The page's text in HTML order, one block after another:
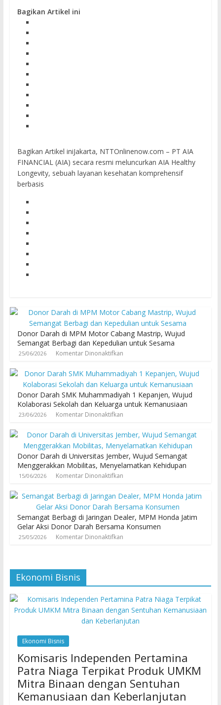
Bagikan Artikel ini
Bagikan Artikel iniJakarta, NTTOnlinenow.com – PT AIA
FINANCIAL (AIA) secara resmi meluncurkan AIA Healthy
Longevity, sebuah layanan kesehatan komprehensif
berbasis
Donor Darah di MPM Motor Cabang Mastrip, Wujud
Semangat Berbagi dan Kepedulian untuk Sesama
25/06/2026 Komentar Dinonaktifkan
Donor Darah SMK Muhammadiyah 1 Kepanjen, Wujud
Kolaborasi Sekolah dan Keluarga untuk Kemanusiaan
23/06/2026 Komentar Dinonaktifkan
Donor Darah di Universitas Jember, Wujud Semangat
Menggerakkan Mobilitas, Menyelamatkan Kehidupan
15/06/2026 Komentar Dinonaktifkan
Semangat Berbagi di Jaringan Dealer, MPM Honda Jatim
Gelar Aksi Donor Darah Bersama Konsumen
25/05/2026 Komentar Dinonaktifkan
Ekonomi Bisnis
Ekonomi Bisnis
Komisaris Independen Pertamina
Patra Niaga Terpikat Produk UMKM
Mitra Binaan dengan Sentuhan
Kemanusiaan dan Keberlanjutan